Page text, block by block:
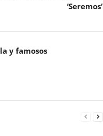
‘Seremos’
y famosos